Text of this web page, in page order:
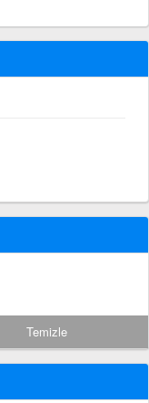
Temizle